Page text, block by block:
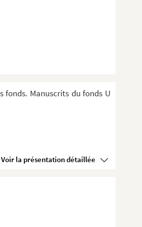
fonds. Manuscrits du fonds U
Voir la présentation détaillée